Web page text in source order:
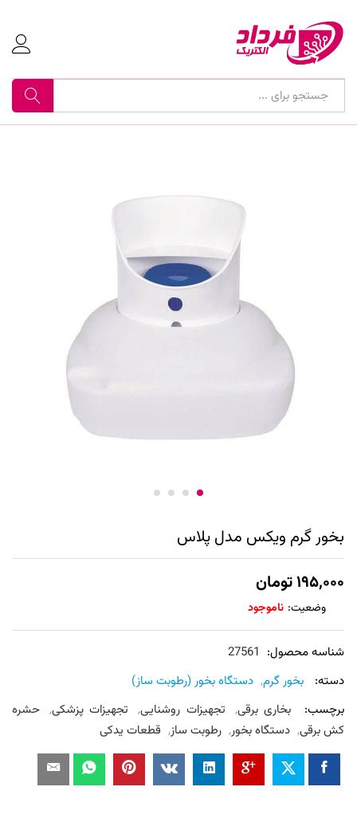
جستجو
بخور گرم ویکس مدل پلاس
۱۹۵,۰۰۰تومان
وضعیت: ناموجود
شناسه محصول: 27561
دسته:
بخور گرم, دستگاه بخور (رطوبت ساز)
برچسب:
بخاری برقی, تجهیزات روشنایی, تجهیزات پزشکی, حشره
کش برقی, دستگاه بخور, رطوبت ساز, قطعات یدکی